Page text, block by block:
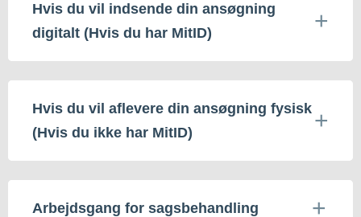
Hvis du vil indsende din ansøgning
digitalt (Hvis du har MitID)
Hvis du vil aflevere din ansøgning fysisk
(Hvis du ikke har MitID)
Arbejdsgang for sagsbehandling